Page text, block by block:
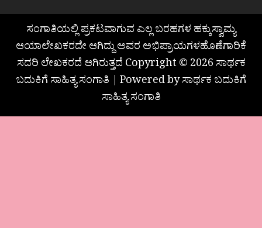
ಸಂಗಾತಿಯಲ್ಲಿ ಪ್ರಕಟವಾಗುವ ಎಲ್ಲ ಬರಹಗಳ ಹಕ್ಕುಸ್ವಾಮ್ಯ
ಆಯಾಲೇಖಕರದೇ ಆಗಿದ್ದು ಅವರ ಅಭಿಪ್ರಾಯಗಳಹೊಣೆಗಾರಿಕೆ
ಸದರಿ ಲೇಖಕರದೆ ಆಗಿರುತ್ತದೆ Copyright © 2026 ಸಾರ್ಥಕ
ಬದುಕಿಗೆ ಸಾಹಿತ್ಯ ಸಂಗಾತಿ | Powered by ಸಾರ್ಥಕ ಬದುಕಿಗೆ
ಸಾಹಿತ್ಯ ಸಂಗಾತಿ